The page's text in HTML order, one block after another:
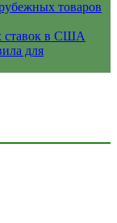
товаров
ставок в США
для